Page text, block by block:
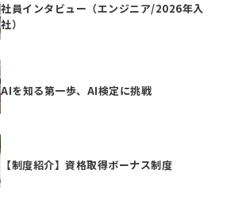
社員インタビュー（エンジニア/2026年入
社）
AIを知る第一歩、AI検定に挑戦
【制度紹介】資格取得ボーナス制度